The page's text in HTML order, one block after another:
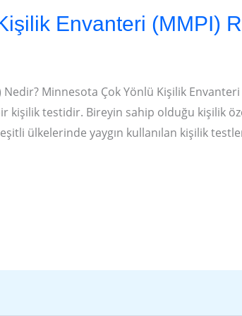
Envanteri (MMPI)
Minnesota Çok Yönlü Kişilik
kişilik testidir. Bireyin sahip olduğu kişilik
ülkelerinde yaygın kullanılan kişilik